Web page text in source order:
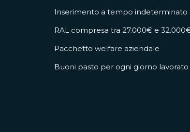
Inserimento a tempo indeterminato
RAL compresa tra 27.000€ e
Pacchetto welfare aziendale
Buoni pasto per ogni giorno lavorato